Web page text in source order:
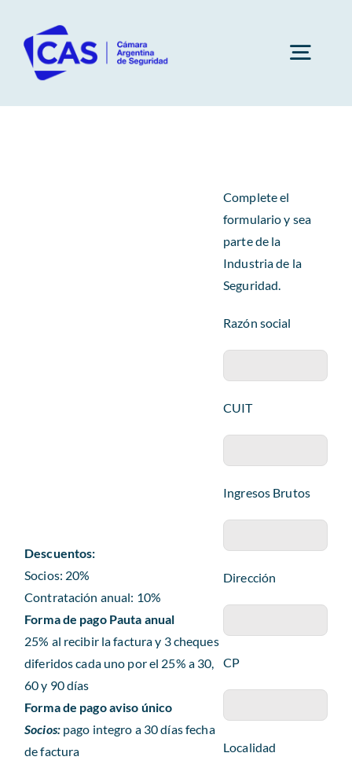
contenido
Subcomisiones
Capacitaciones
Revista AHORA
ACCESO EXCLUSIVO A SOCIOS
Descuentos:
Socios: 20%
Contratación anual: 10%
Forma de pago Pauta anual
25% al recibir la factura y 3 cheques
diferidos cada uno por el 25% a 30,
60 y 90 días
Forma de pago aviso único
Socios: pago integro a 30 días fecha
de factura
Complete el
formulario y sea
parte de la
Industria de la
Seguridad.
Razón social
CUIT
Ingresos Brutos
Dirección
CP
Localidad